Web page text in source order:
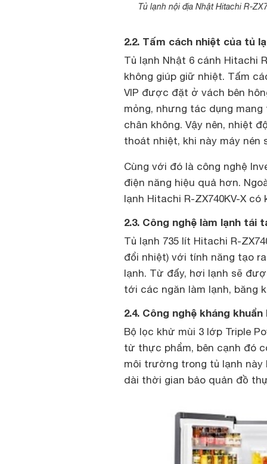
Tủ lạnh nội địa Nhật Hitachi R-
2.2. Tấm cách nhiệt của tủ
Tủ lạnh Nhật 6 cánh Hitachi
không giúp giữ nhiệt. Tấm
VIP được đặt ở vách bên
mỏng, nhưng tác dụng
chân không. Vậy nên, nhiệt
thoát nhiệt, khi này máy
Cùng với đó là công nghệ
điện năng hiệu quả hơn.
lạnh Hitachi R-ZX740KV-X
2.3. Công nghệ làm lạnh tái
Tủ lạnh 735 lít Hitachi R-
đổi nhiệt) với tính năng tạo
lạnh. Từ đấy, hơi lạnh sẽ
tới các ngăn làm lạnh, băng
2.4. Công nghệ kháng
Bộ lọc khử mùi 3 lớp Triple
từ thực phẩm, bên cạnh đó
môi trường trong tủ lạnh
dài thời gian bảo quản đồ